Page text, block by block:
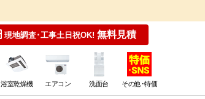
現地調査･工事土日祝OK! 無料見積
浴室乾燥機 エアコン 洗面台 その他･特価